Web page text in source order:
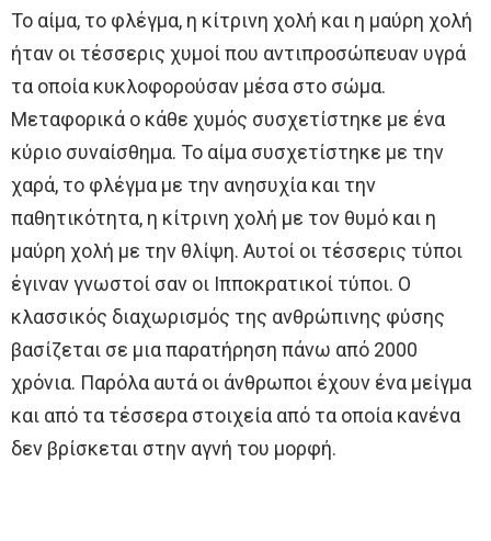
Το αίμα, το φλέγμα, η κίτρινη χολή και η μαύρη χολή
ήταν οι τέσσερις χυμοί που αντιπροσώπευαν υγρά
τα οποία κυκλοφορούσαν μέσα στο σώμα.
Μεταφορικά ο κάθε χυμός συσχετίστηκε με ένα
κύριο συναίσθημα. Το αίμα συσχετίστηκε με την
χαρά, το φλέγμα με την ανησυχία και την
παθητικότητα, η κίτρινη χολή με τον θυμό και η
μαύρη χολή με την θλίψη. Αυτοί οι τέσσερις τύποι
έγιναν γνωστοί σαν οι Ιπποκρατικοί τύποι. Ο
κλασσικός διαχωρισμός της ανθρώπινης φύσης
βασίζεται σε μια παρατήρηση πάνω από 2000
χρόνια. Παρόλα αυτά οι άνθρωποι έχουν ένα μείγμα
και από τα τέσσερα στοιχεία από τα οποία κανένα
δεν βρίσκεται στην αγνή του μορφή.